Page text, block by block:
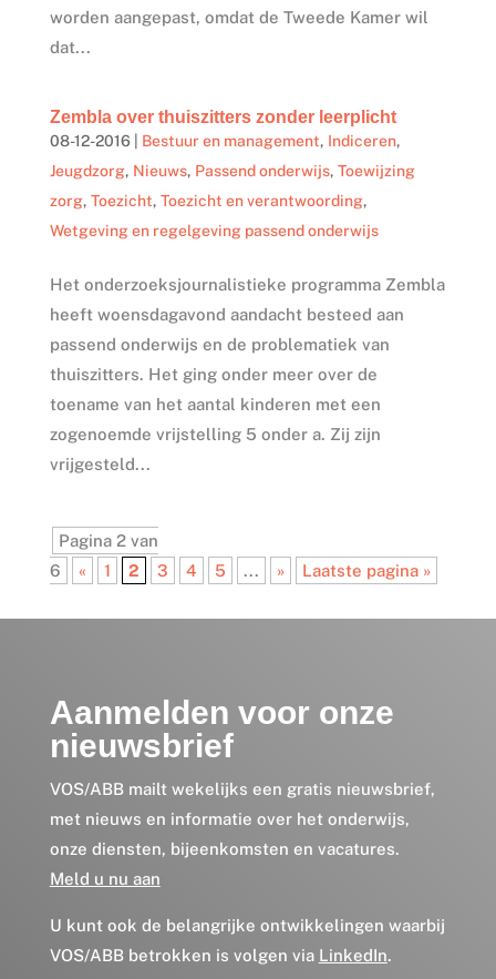
worden aangepast, omdat de Tweede Kamer wil
dat...
Zembla over thuiszitters zonder leerplicht
08-12-2016| Bestuur en management, Indiceren,
Jeugdzorg, Nieuws, Passend onderwijs, Toewijzing
zorg, Toezicht, Toezicht en verantwoording,
Wetgeving en regelgeving passend onderwijs
Het onderzoeksjournalistieke programma Zembla
heeft woensdagavond aandacht besteed aan
passend onderwijs en de problematiek van
thuiszitters. Het ging onder meer over de
toename van het aantal kinderen met een
zogenoemde vrijstelling 5 onder a. Zij zijn
vrijgesteld...
Pagina 2 van
6
« 1 2 3 4 5 ... » Laatste pagina »
Aanmelden voor onze
nieuwsbrief
VOS/ABB mailt wekelijks een gratis nieuwsbrief,
met nieuws en informatie over het onderwijs,
onze diensten, bijeenkomsten en vacatures.
Meld u nu aan
U kunt ook de belangrijke ontwikkelingen waarbij
VOS/ABB betrokken is volgen via LinkedIn.